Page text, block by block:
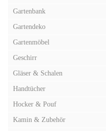
Gartenbank
Gartendeko
Gartenmöbel
Geschirr
Gläser & Schalen
Handtücher
Hocker & Pouf
Kamin & Zubehör